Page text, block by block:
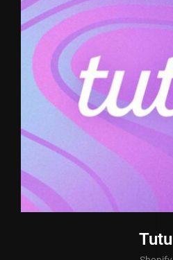
Tutu